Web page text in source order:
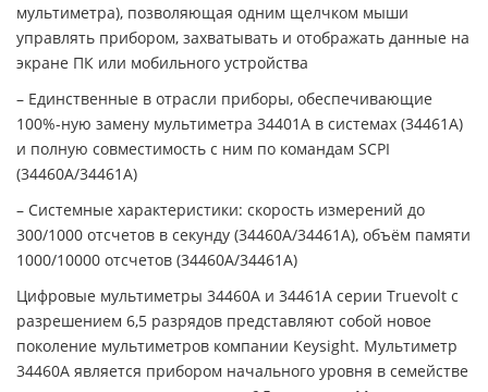
мультиметра), позволяющая одним щелчком мыши
управлять прибором, захватывать и отображать данные на
экране ПК или мобильного устройства
– Единственные в отрасли приборы, обеспечивающие
100%-ную замену мультиметра 34401А в системах (34461A)
и полную совместимость с ним по командам SCPI
(34460A/34461A)
– Системные характеристики: скорость измерений до
300/1000 отсчетов в секунду (34460A/34461A), объём памяти
1000/10000 отсчетов (34460A/34461A)
Цифровые мультиметры 34460A и 34461А серии Truevolt с
разрешением 6,5 разрядов представляют собой новое
поколение мультиметров компании Keysight. Мультиметр
34460A является прибором начального уровня в семействе